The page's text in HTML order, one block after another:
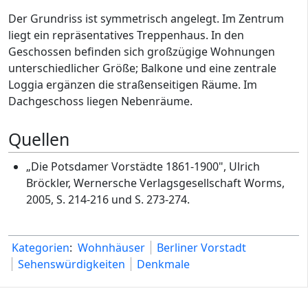
Der Grundriss ist symmetrisch angelegt. Im Zentrum
liegt ein repräsentatives Treppenhaus. In den
Geschossen befinden sich großzügige Wohnungen
unterschiedlicher Größe; Balkone und eine zentrale
Loggia ergänzen die straßenseitigen Räume. Im
Dachgeschoss liegen Nebenräume.
Quellen
„Die Potsdamer Vorstädte 1861-1900", Ulrich
Bröckler, Wernersche Verlagsgesellschaft Worms,
2005, S. 214-216 und S. 273-274.
Kategorien: Wohnhäuser
Berliner Vorstadt
Sehenswürdigkeiten
Denkmale